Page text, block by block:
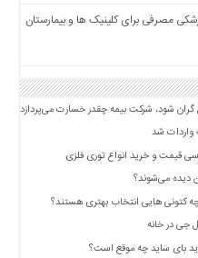
مصرفی برای کلینیک ها و بیمارستان
شود، شرکت بیمه چقدر خسارت می‌پردازد؟
واردات شد
قیمت و خرید انواع توری فلزی
دیده می‌شوند؟
هایی انتخاب بهتری هستند؟
جی در خانه
بای ساید چه موقع است؟